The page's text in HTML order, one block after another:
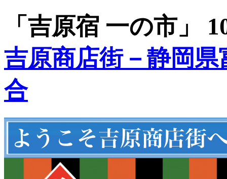
「吉原宿 一の市」
吉原商店街－静岡
合